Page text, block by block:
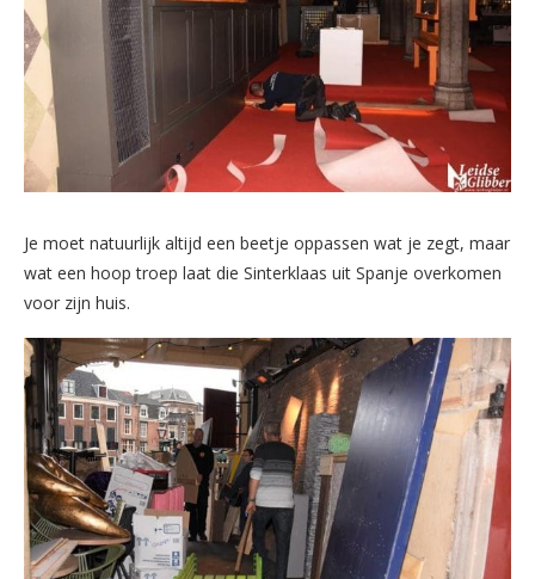
Je moet natuurlijk altijd een beetje oppassen wat je zegt, maar
wat een hoop troep laat die Sinterklaas uit Spanje overkomen
voor zijn huis.